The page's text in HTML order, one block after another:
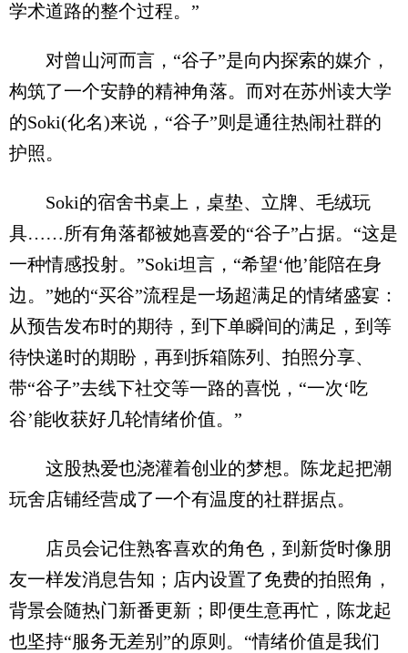
学术道路的整个过程。”
对曾山河而言，“谷子”是向内探索的媒介，
构筑了一个安静的精神角落。而对在苏州读大学
的Soki(化名)来说，“谷子”则是通往热闹社群的
护照。
Soki的宿舍书桌上，桌垫、立牌、毛绒玩
具……所有角落都被她喜爱的“谷子”占据。“这是
一种情感投射。”Soki坦言，“希望‘他’能陪在身
边。”她的“买谷”流程是一场超满足的情绪盛宴：
从预告发布时的期待，到下单瞬间的满足，到等
待快递时的期盼，再到拆箱陈列、拍照分享、
带“谷子”去线下社交等一路的喜悦，“一次‘吃
谷’能收获好几轮情绪价值。”
这股热爱也浇灌着创业的梦想。陈龙起把潮
玩舍店铺经营成了一个有温度的社群据点。
店员会记住熟客喜欢的角色，到新货时像朋
友一样发消息告知；店内设置了免费的拍照角，
背景会随热门新番更新；即便生意再忙，陈龙起
也坚持“服务无差别”的原则。“情绪价值是我们